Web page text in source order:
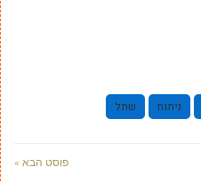
ניתוח שתל
פוסט הבא »